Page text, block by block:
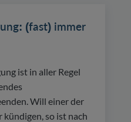
(fast) immer
ist in aller Regel
Will einer der
so ist nach